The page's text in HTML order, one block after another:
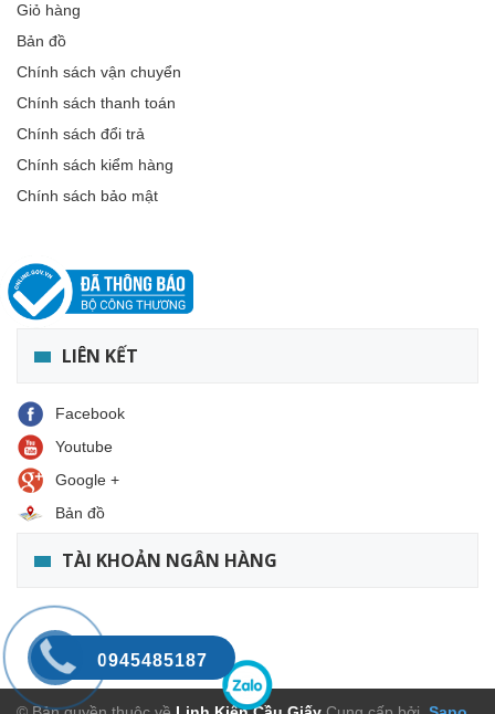
Giỏ hàng
Bản đồ
Chính sách vận chuyển
Chính sách thanh toán
Chính sách đổi trả
Chính sách kiểm hàng
Chính sách bảo mật
LIÊN KẾT
Facebook
Youtube
Google +
Bản đồ
TÀI KHOẢN NGÂN HÀNG
0945485187